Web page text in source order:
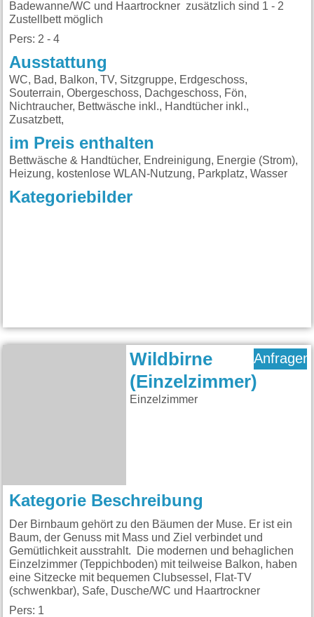
Badewanne/WC und Haartrockner zusätzlich sind 1 - 2
Zustellbett möglich
Pers: 2 - 4
Ausstattung
WC, Bad, Balkon, TV, Sitzgruppe, Erdgeschoss,
Souterrain, Obergeschoss, Dachgeschoss, Fön,
Nichtraucher, Bettwäsche inkl., Handtücher inkl.,
Zusatzbett,
im Preis enthalten
Bettwäsche & Handtücher, Endreinigung, Energie (Strom),
Heizung, kostenlose WLAN-Nutzung, Parkplatz, Wasser
Kategoriebilder
Wildbirne
(Einzelzimmer)
Einzelzimmer
Anfragen
Kategorie Beschreibung
Der Birnbaum gehört zu den Bäumen der Muse. Er ist ein
Baum, der Genuss mit Mass und Ziel verbindet und
Gemütlichkeit ausstrahlt. Die modernen und behaglichen
Einzelzimmer (Teppichboden) mit teilweise Balkon, haben
eine Sitzecke mit bequemen Clubsessel, Flat-TV
(schwenkbar), Safe, Dusche/WC und Haartrockner
Pers: 1